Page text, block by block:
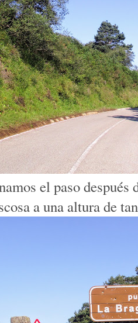
el paso después
a una altura de